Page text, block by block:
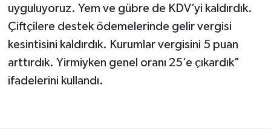
uyguluyoruz. Yem ve gübre de KDV’yi kaldırdık.
Çiftçilere destek ödemelerinde gelir vergisi
kesintisini kaldırdık. Kurumlar vergisini 5 puan
arttırdık. Yirmiyken genel oranı 25’e çıkardık"
ifadelerini kullandı.